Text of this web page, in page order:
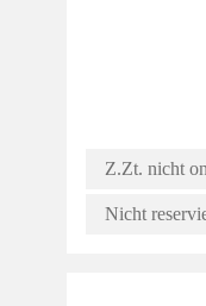
Z.Zt. nicht
Nicht